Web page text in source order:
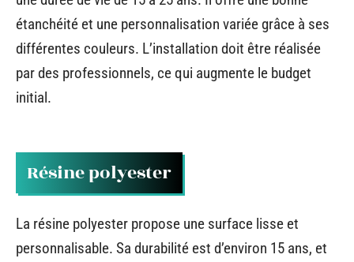
étanchéité et une personnalisation variée grâce à ses
différentes couleurs. L’installation doit être réalisée
par des professionnels, ce qui augmente le budget
initial.
Résine polyester
La résine polyester propose une surface lisse et
personnalisable. Sa durabilité est d’environ 15 ans, et